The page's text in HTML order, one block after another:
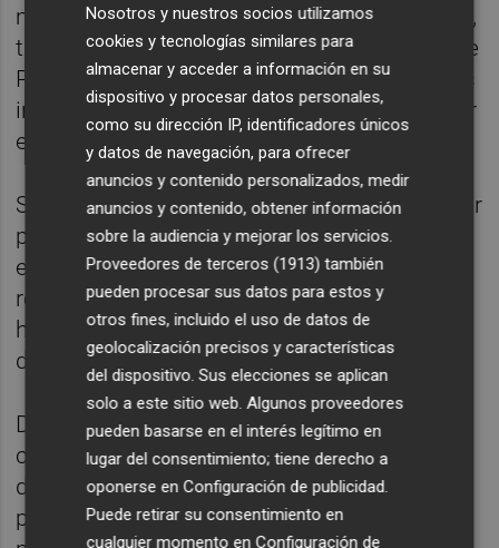
ministra de Hacienda,María Jesús Montero ,
trasladó a las comunidades en el Consejo de
Política Fiscal que hubo hace un año que las
iría llamando a lo largo de 2024 para abordar
este asunto.
Sin embargo, la negativa que se encontró por
parte de las comunidades del PP a abordar
este tema de manera exclusiva fue
retrasando este asunto y ahora el Ejecutivo
ha convocado a las regiones a este Consejo
de Política Fiscal.
Desde las comunidades del PP creen que la
condonación de la deuda debe ir de la mano
de la reforma de la financiación autonómica,
por lo que cabe esperar que este será el
Nosotros y nuestros socios utilizamos
cookies y tecnologías similares para
almacenar y acceder a información en su
dispositivo y procesar datos personales,
como su dirección IP, identificadores únicos
y datos de navegación, para ofrecer
anuncios y contenido personalizados, medir
anuncios y contenido, obtener información
sobre la audiencia y mejorar los servicios.
Proveedores de terceros (1913) también
pueden procesar sus datos para estos y
otros fines, incluido el uso de datos de
geolocalización precisos y características
del dispositivo. Sus elecciones se aplican
solo a este sitio web. Algunos proveedores
pueden basarse en el interés legítimo en
lugar del consentimiento; tiene derecho a
oponerse enConfiguración de publicidad
Puede retirar su consentimiento en
cualquier momento enConfiguración de